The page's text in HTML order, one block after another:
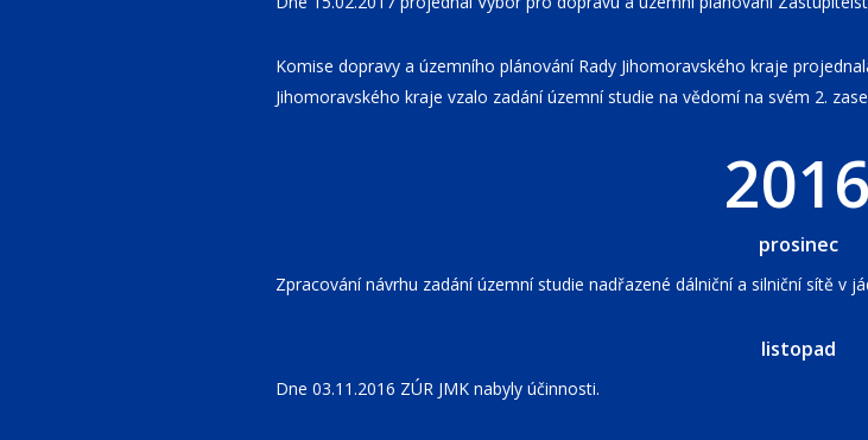
Komise dopravy a územního plánování Rady Jihomoravského kraje
Jihomoravského kraje vzalo zadání územní studie na vědomí na svém 2.
2016
prosinec
Zpracování návrhu zadání územní studie nadřazené dálniční a silniční sítě
listopad
Dne 03.11.2016 ZÚR JMK nabyly účinnosti.